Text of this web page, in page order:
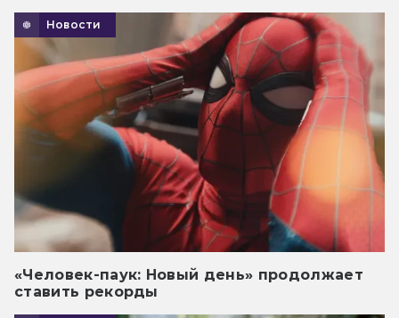
Новости
«Человек-паук: Новый день» продолжает
ставить рекорды